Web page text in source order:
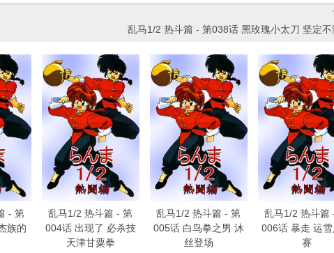
乱马1/2 热斗篇 - 第038话 黑玫瑰小太刀 坚定不
- 第
族的
乱马1/2 热斗篇 - 第
004话 出现了 必杀技
天津甘粟拳
乱马1/2 热斗篇 - 第
005话 白鸟拳之男 沐
丝登场
乱马1/2 热斗篇
006话 暴走 运雪
赛